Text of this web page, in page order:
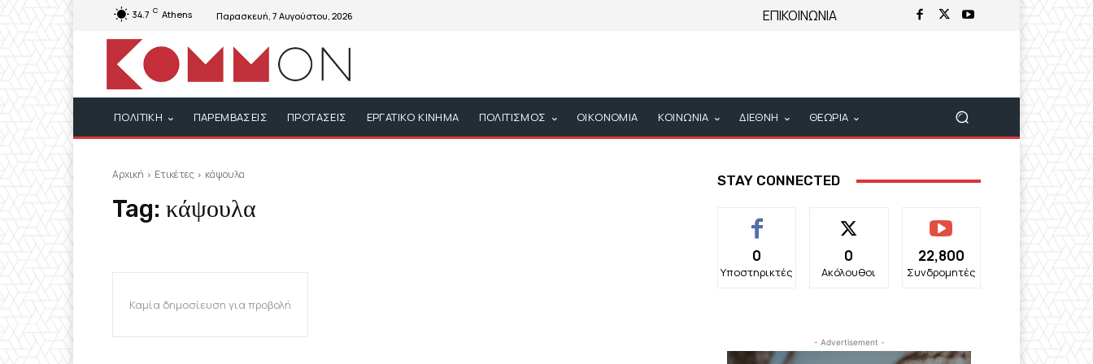
34.7 C Athens Παρασκευή, 7 Αυγούστου, 2026 ΕΠΙΚΟΙΝΩΝΙΑ
ΠΟΛΙΤΙΚΗ ΠΑΡΕΜΒΑΣΕΙΣ ΠΡΟΤΑΣΕΙΣ ΕΡΓΑΤΙΚΟ ΚΙΝΗΜΑ ΠΟΛΙΤΙΣΜΟΣ ΟΙΚΟΝΟΜΙΑ ΚΟΙΝΩΝΙΑ ΔΙΕΘΝΗ ΘΕΩΡΙΑ
Αρχική Ετικέτες κάψουλα
Tag: κάψουλα
Καμία δημοσίευση για προβολή
STAY CONNECTED
0
Υποστηρικτές
0
Ακόλουθοι
22,800
Συνδρομητές
- Advertisement -